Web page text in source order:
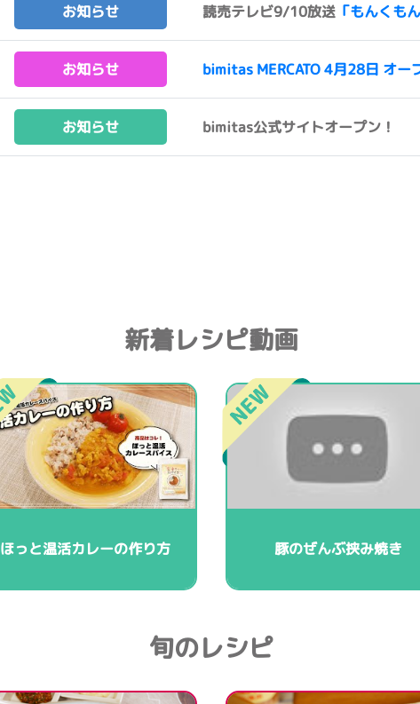
お知らせ 読売テレビ9/10放送 「もんくもん
お知らせ bimitas MERCATO 4月28日 オー
お知らせ bimitas公式サイトオープン！
新着レシピ動画
ほっと温活カレーの作り方 豚のぜんぶ挟み焼き
旬のレシピ